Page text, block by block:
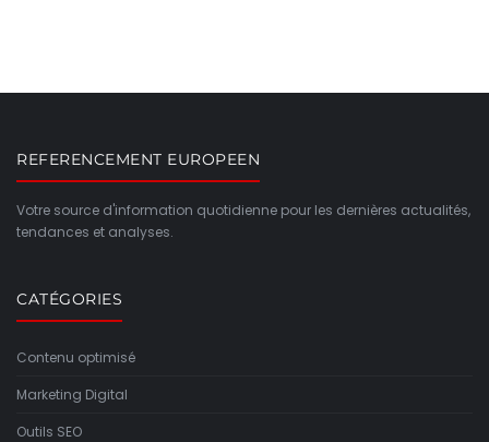
REFERENCEMENT EUROPEEN
Votre source d'information quotidienne pour les dernières actualités,
tendances et analyses.
CATÉGORIES
Contenu optimisé
Marketing Digital
Outils SEO